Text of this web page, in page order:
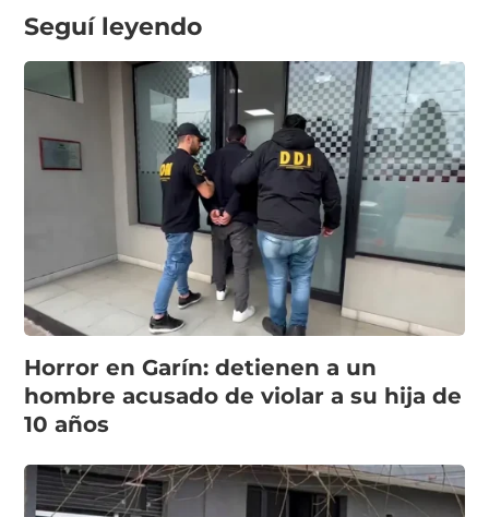
Seguí leyendo
Horror en Garín: detienen a un
hombre acusado de violar a su hija de
10 años